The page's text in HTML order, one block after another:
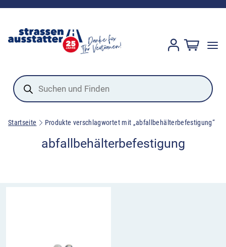
Products
search
Startseite Produkte verschlagwortet mit „abfallbehälterbefestigung“
abfallbehälterbefestigung